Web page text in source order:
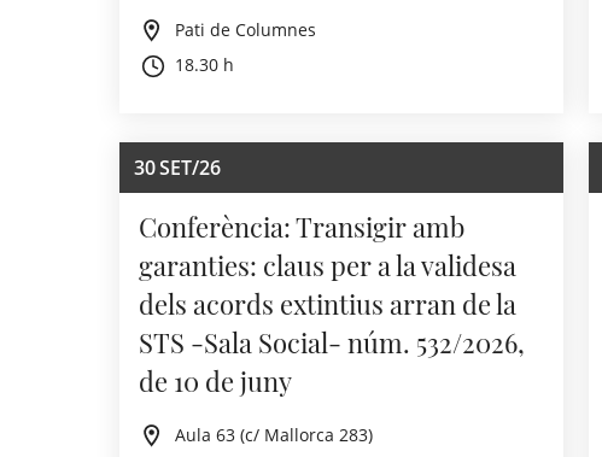
Pati de Columnes
18.30 h
30SET/26
Conferència: Transigir amb
garanties: claus per a la validesa
dels acords extintius arran de la
STS -Sala Social- núm. 532/2026,
de 10 de juny
Aula 63 (c/ Mallorca 283)